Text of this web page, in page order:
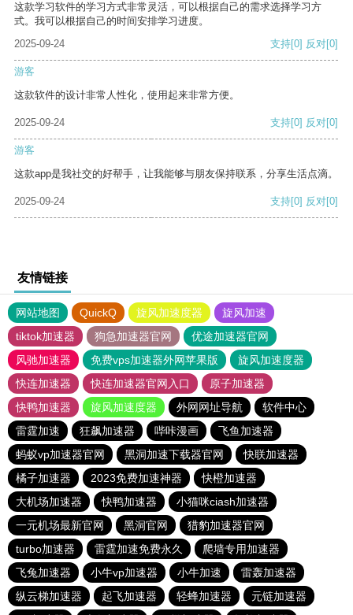
这款学习软件的学习方式非常灵活，可以根据自己的需求选择学习方
式。我可以根据自己的时间安排学习进度。
2025-09-24
支持[0] 反对[0]
游客
这款软件的设计非常人性化，使用起来非常方便。
2025-09-24 支持[0] 反对[0]
游客
这款app是我社交的好帮手，让我能够与朋友保持联系，分享生活点滴。
2025-09-24 支持[0] 反对[0]
友情链接
网站地图 QuickQ 旋风加速度器
旋风加速
tiktok加速器
狗急加速器官网
优途加速器官网
风驰加速器
免费vps加速器外网苹果版
旋风加速度器
快连加速器
快连加速器官网入口
原子加速器
快鸭加速器
旋风加速度器 外网网址导航
软件中心
雷霆加速
狂飙加速器 哔咔漫画
飞鱼加速器
蚂蚁vp加速器官网
黑洞加速下载器官网
快联加速器
橘子加速器
2023免费加速神器
快橙加速器
大机场加速器
快鸭加速器
小猫咪ciash加速器
一元机场最新官网
黑洞官网
猎豹加速器官网
turbo加速器
雷霆加速免费永久
爬墙专用加速器
飞兔加速器
小牛vp加速器 小牛加速
雷轰加速器
纵云梯加速器
起飞加速器 轻蜂加速器
元链加速器